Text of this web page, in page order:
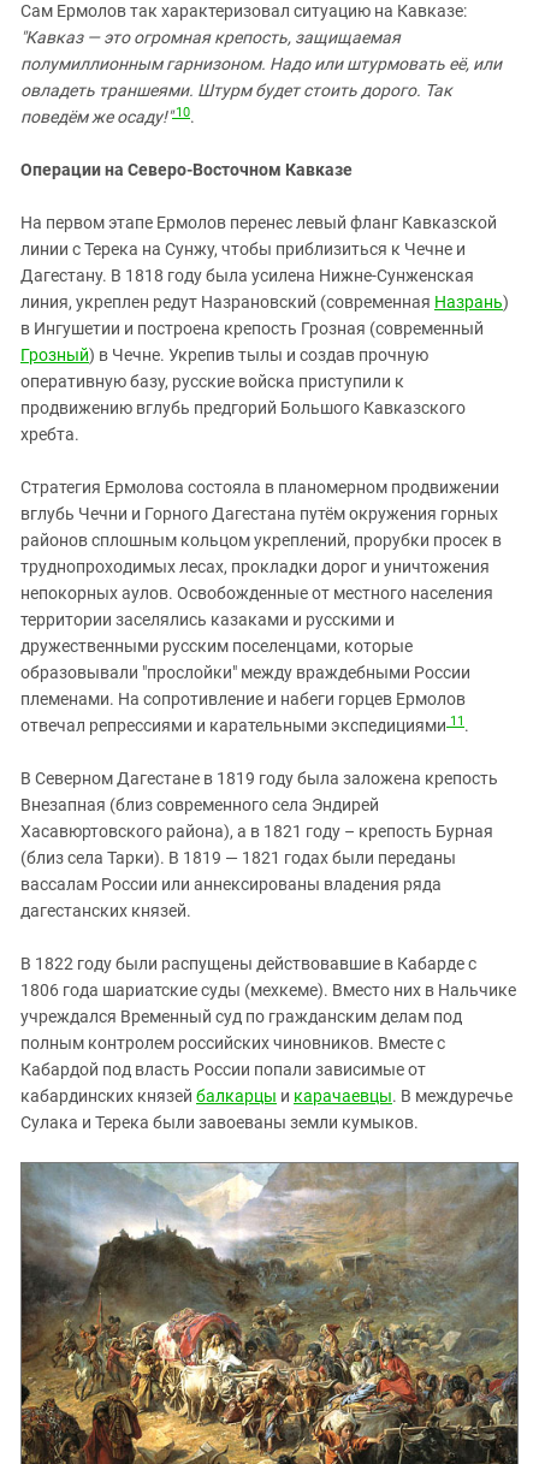
Сам Ермолов так характеризовал ситуацию на Кавказе:
"Кавказ — это огромная крепость, защищаемая
полумиллионным гарнизоном. Надо или штурмовать её, или
овладеть траншеями. Штурм будет стоить дорого. Так
поведём же осаду!"10.
Операции на Северо-Восточном Кавказе
На первом этапе Ермолов перенес левый фланг Кавказской
линии с Терека на Сунжу, чтобы приблизиться к Чечне и
Дагестану. В 1818 году была усилена Нижне-Сунженская
линия, укреплен редут Назрановский (современная Назрань)
в Ингушетии и построена крепость Грозная (современный
Грозный) в Чечне. Укрепив тылы и создав прочную
оперативную базу, русские войска приступили к
продвижению вглубь предгорий Большого Кавказского
хребта.
Стратегия Ермолова состояла в планомерном продвижении
вглубь Чечни и Горного Дагестана путём окружения горных
районов сплошным кольцом укреплений, прорубки просек в
труднопроходимых лесах, прокладки дорог и уничтожения
непокорных аулов. Освобожденные от местного населения
территории заселялись казаками и русскими и
дружественными русским поселенцами, которые
образовывали "прослойки" между враждебными России
племенами. На сопротивление и набеги горцев Ермолов
отвечал репрессиями и карательными экспедициями 11 .
В Северном Дагестане в 1819 году была заложена крепость
Внезапная (близ современного села Эндирей
Хасавюртовского района), а в 1821 году – крепость Бурная
(близ села Тарки). В 1819 — 1821 годах были переданы
вассалам России или аннексированы владения ряда
дагестанских князей.
В 1822 году были распущены действовавшие в Кабарде с
1806 года шариатские суды (мехкеме). Вместо них в Нальчике
учреждался Временный суд по гражданским делам под
полным контролем российских чиновников. Вместе с
Кабардой под власть России попали зависимые от
кабардинских князей балкарцы и карачаевцы. В междуречье
Сулака и Терека были завоеваны земли кумыков.